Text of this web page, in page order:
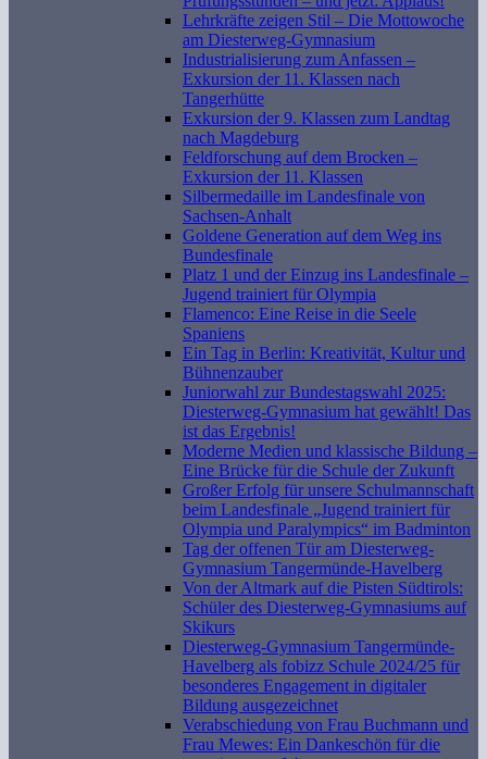
Lehrkräfte zeigen Stil – Die Mottowoche
am Diesterweg-Gymnasium
Industrialisierung zum Anfassen –
Exkursion der 11. Klassen nach
Tangerhütte
Exkursion der 9. Klassen zum Landtag
nach Magdeburg
Feldforschung auf dem Brocken –
Exkursion der 11. Klassen
Silbermedaille im Landesfinale von
Sachsen-Anhalt
Goldene Generation auf dem Weg ins
Bundesfinale
Platz 1 und der Einzug ins Landesfinale –
Jugend trainiert für Olympia
Flamenco: Eine Reise in die Seele
Spaniens
Ein Tag in Berlin: Kreativität, Kultur und
Bühnenzauber
Juniorwahl zur Bundestagswahl 2025:
Diesterweg-Gymnasium hat gewählt! Das
ist das Ergebnis!
Moderne Medien und klassische Bildung –
Eine Brücke für die Schule der Zukunft
Großer Erfolg für unsere Schulmannschaft
beim Landesfinale „Jugend trainiert für
Olympia und Paralympics“ im Badminton
Tag der offenen Tür am Diesterweg-
Gymnasium Tangermünde-Havelberg
Von der Altmark auf die Pisten Südtirols:
Schüler des Diesterweg-Gymnasiums auf
Skikurs
Diesterweg-Gymnasium Tangermünde-
Havelberg als fobizz Schule 2024/25 für
besonderes Engagement in digitaler
Bildung ausgezeichnet
Verabschiedung von Frau Buchmann und
Frau Mewes: Ein Dankeschön für die